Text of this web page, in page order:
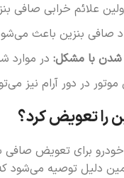
علائم خرابی
صافی بنزین باعث
شدن با مشکل: در موارد
در دور آرام نیز
را تعویض کرد؟
خودرو برای تعویض
دلیل توصیه